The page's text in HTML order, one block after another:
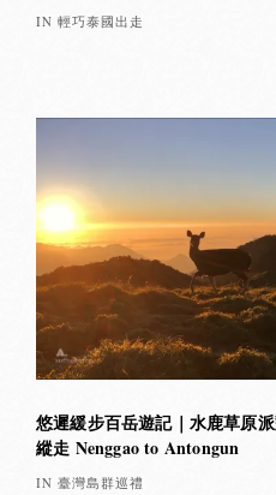
IN 輕巧泰國出走
悠遲緩步百岳遊記｜水鹿草原
縱走 Nenggao to Antongun
IN 臺灣島群巡禮